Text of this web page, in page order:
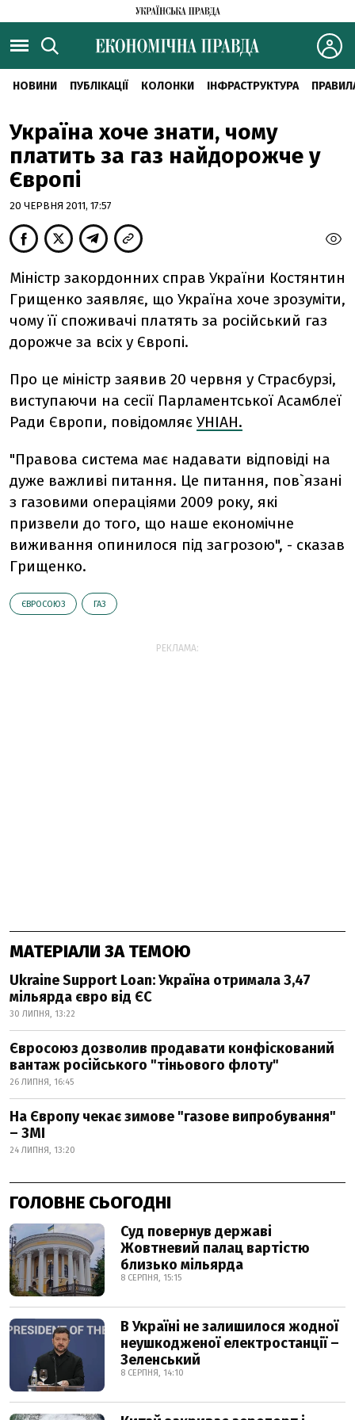
НОВИНИ ПУБЛІКАЦІЇ КОЛОНКИ ІНФРАСТРУКТУРА
Україна хоче знати, чому
платить за газ найдорожче у
Європі
20 ЧЕРВНЯ 2011, 17:57
Міністр закордонних справ України Костянтин
Грищенко заявляє, що Україна хоче зрозуміти,
чому її споживачі платять за російський газ
дорожче за всіх у Європі.
Про це міністр заявив 20 червня у Страсбурзі,
виступаючи на сесії Парламентської Асамблеї
Ради Європи, повідомляє УНІАН.
"Правова система має надавати відповіді на
дуже важливі питання. Це питання, пов`язані
з газовими операціями 2009 року, які
призвели до того, що наше економічне
виживання опинилося під загрозою", - сказав
Грищенко.
ЄВРОСОЮЗ ГАЗ
РЕКЛАМА:
МАТЕРІАЛИ ЗА ТЕМОЮ
Ukraine Support Loan: Україна отримала 3,47
мільярда євро від ЄС
30 ЛИПНЯ, 13:22
Євросоюз дозволив продавати конфіскований
вантаж російського "тіньового флоту"
26 ЛИПНЯ, 16:45
На Європу чекає зимове "газове випробування"
– ЗМІ
24 ЛИПНЯ, 13:20
ГОЛОВНЕ СЬОГОДНІ
Суд повернув державі
Жовтневий палац вартістю
близько мільярда
8 СЕРПНЯ, 15:15
В Україні не залишилося жодної
неушкодженої електростанції –
Зеленський
8 СЕРПНЯ, 14:10